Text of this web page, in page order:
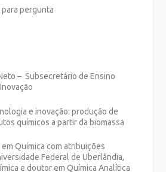
pergunta
– Subsecretário de Ensino
e inovação: produção de
químicos a partir da biomassa
Química com atribuições
Federal de Uberlândia,
e doutor em Química Analítica